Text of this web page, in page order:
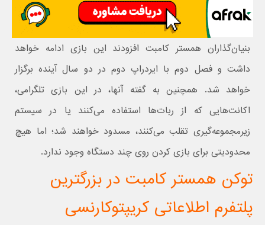
بنیان‌گذاران همستر کامبت افزودند این بازی ادامه خواهد
داشت و فصل دوم با ایردراپ دوم در دو سال آینده برگزار
خواهد شد. همچنین به گفته آنها، در این بازی تلگرامی،
اکانت‌هایی که از ربات‌ها استفاده می‌کنند یا در سیستم
زیرمجموعه‌گیری تقلب می‌کنند، مسدود خواهند شد؛ اما هیچ
محدودیتی برای بازی کردن روی چند دستگاه وجود ندارد.
توکن همستر کامبت در بزرگترین
پلتفرم اطلاعاتی کریپتوکارنسی